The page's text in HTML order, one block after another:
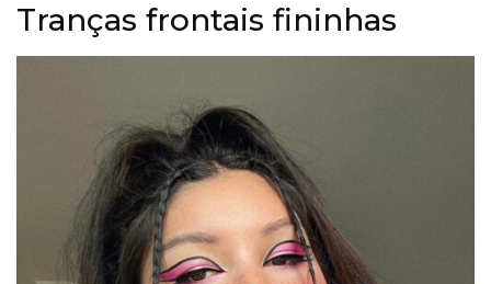
Tranças frontais fininhas